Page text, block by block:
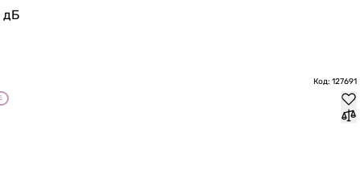
дБ
Код: 127691